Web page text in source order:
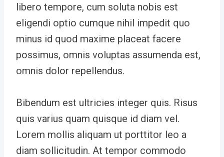
libero tempore, cum soluta nobis est
eligendi optio cumque nihil impedit quo
minus id quod maxime placeat facere
possimus, omnis voluptas assumenda est,
omnis dolor repellendus.
Bibendum est ultricies integer quis. Risus
quis varius quam quisque id diam vel.
Lorem mollis aliquam ut porttitor leo a
diam sollicitudin. At tempor commodo